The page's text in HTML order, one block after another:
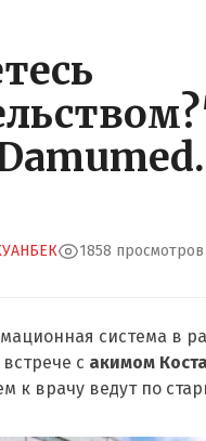
1858 просмотров
система в
с акимом
к врачу ведут по